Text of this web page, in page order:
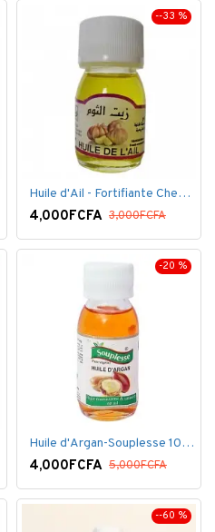
--33 %
Huile d'Ail - Fortifiante Cheveux
4,000FCFA 3,000FCFA
-20 %
Huile d'Argan-Souplesse 100% Bio - 60 ml
4,000FCFA 5,000FCFA
--60 %